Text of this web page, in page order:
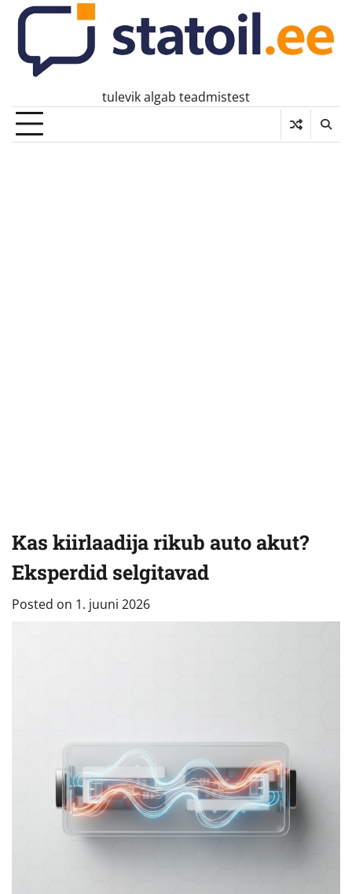
Skip
content
tulevik algab teadmistest
Kas kiirlaadija rikub auto akut?
Eksperdid selgitavad
Posted on 1. juuni 2026